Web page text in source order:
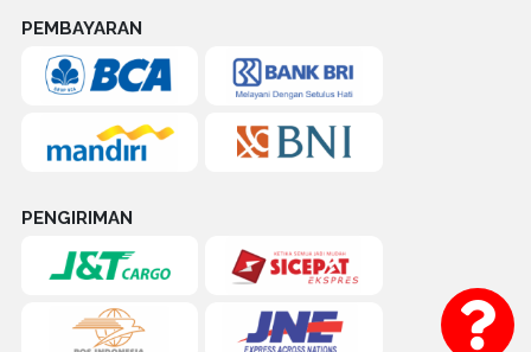
PEMBAYARAN
PENGIRIMAN